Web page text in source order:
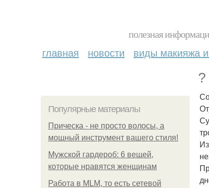
полезная
главная новости виды макияжа
?
Популярные материалы
Прическа - не просто волосы, а
мощный инструмент вашего стиля!
Мужской гардероб: 6 вещей,
которые нравятся женщинам
Работа в MLM, то есть сетевой